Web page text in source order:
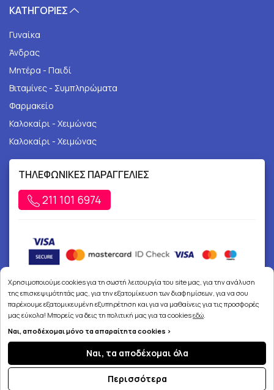
ΚΑΤΗΓΟΡΙΕΣ
Γυναίκα
Άνδρας
Μητέρα - Παιδί
Βιταμίνες - Συμπληρώματα
Φαρμακείο
Καλοκαίρι - Χειμώνας
Καλοκαίρι - Χειμώνας
ΤΗΛΕΦΩΝΙΚΕΣ ΠΑΡΑΓΓΕΛΙΕΣ
211 101 6974
Copyright © 2026joypharmacy.gr
Χρησιμοποιούμε cookies για τη σωστή λειτουργία του site μας, για την ανάλυση
της επισκεψιμότητάς μας, για την εξατομίκευση των διαφημίσεων, για να σου
παρέχουμε εξατομικευμένη εξυπηρέτηση και για να μαθαίνεις για τις προσφορές
μας εύκολα! Μπορείς να δεις τη πολιτική μας για τα cookiesεδώ.
Ναι, αποδέχομαι μόνο τα απαραίτητα cookies >
Ναι, τα αποδέχομαι όλα
Περισσότερα